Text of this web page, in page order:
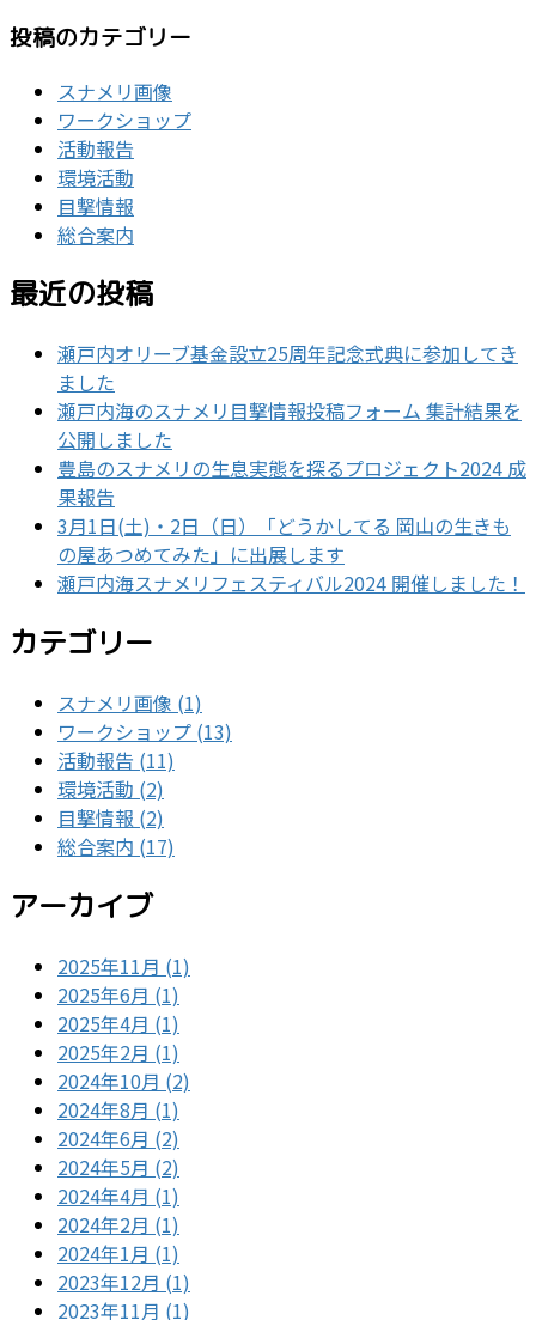
投稿のカテゴリー
スナメリ画像
ワークショップ
活動報告
環境活動
目撃情報
総合案内
最近の投稿
瀬戸内オリーブ基金設立25周年記念式典に参加してき
ました
瀬戸内海のスナメリ目撃情報投稿フォーム 集計結果を
公開しました
豊島のスナメリの生息実態を探るプロジェクト2024 成
果報告
3月1日(土)・2日（日）「どうかしてる 岡山の生きも
の屋あつめてみた」に出展します
瀬戸内海スナメリフェスティバル2024 開催しました！
カテゴリー
スナメリ画像 (1)
ワークショップ (13)
活動報告 (11)
環境活動 (2)
目撃情報 (2)
総合案内 (17)
アーカイブ
2025年11月 (1)
2025年6月 (1)
2025年4月 (1)
2025年2月 (1)
2024年10月 (2)
2024年8月 (1)
2024年6月 (2)
2024年5月 (2)
2024年4月 (1)
2024年2月 (1)
2024年1月 (1)
2023年12月 (1)
2023年11月 (1)